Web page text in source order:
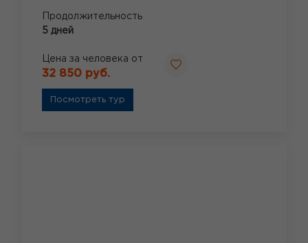
Продолжительность
5 дней
Цена за человека от
32 850 руб.
Посмотреть тур